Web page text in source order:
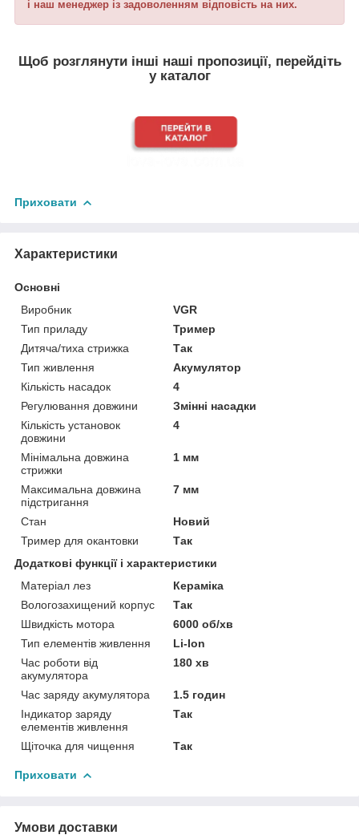
і наш менеджер із задоволенням відповість на них.
Щоб розглянути інші наші пропозиції, перейдіть
у каталог
Приховати
Характеристики
Основні
Виробник
VGR
Тип приладу
Тример
Дитяча/тиха стрижка
Так
Тип живлення
Акумулятор
Кількість насадок
4
Регулювання довжини
Змінні насадки
Кількість установок
довжини
4
Мінімальна довжина
стрижки
1 мм
Максимальна довжина
підстригання
7 мм
Стан
Новий
Тример для окантовки
Так
Додаткові функції і характеристики
Матеріал лез
Кераміка
Вологозахищений корпус
Так
Швидкість мотора
6000 об/хв
Тип елементів живлення
Li-Ion
Час роботи від
акумулятора
180 хв
Час заряду акумулятора
1.5 годин
Індикатор заряду
елементів живлення
Так
Щіточка для чищення Так
Приховати
Умови доставки